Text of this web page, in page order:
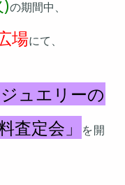
の期間中、
場にて、
ュエリーの
査定会」
を開